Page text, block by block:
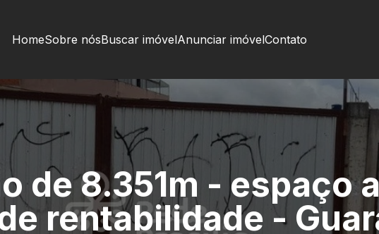
HomeSobre nósBuscar imóvelAnunciar imóvelContato
de 8.351m - espaço
rentabilidade -